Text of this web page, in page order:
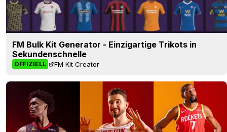
FM Bulk Kit Generator - Einzigartige Trikots in
Sekundenschnelle
OFFIZIELL FM Kit Creator